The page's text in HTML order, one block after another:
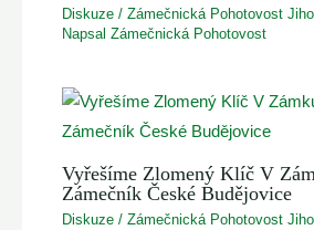
Diskuze /Zámečnická Pohotovost
NapsalZámečnická Pohotovost
Vyřešíme Zlomený Klíč V
Zámečník České Budějovice
Diskuze /Zámečnická Pohotovost